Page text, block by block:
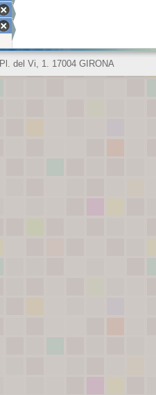
Pl. del Vi, 1. 17004 GIRONA